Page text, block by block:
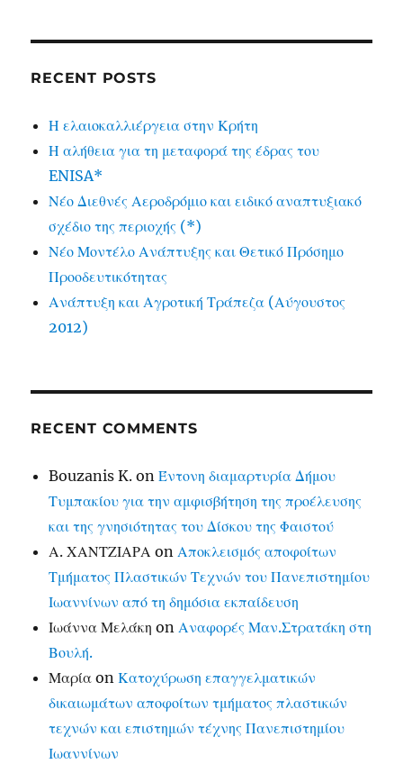
RECENT POSTS
Η ελαιοκαλλιέργεια στην Κρήτη
Η αλήθεια για τη μεταφορά της έδρας του
ENISA*
Νέο Διεθνές Αεροδρόμιο και ειδικό αναπτυξιακό
σχέδιο της περιοχής (*)
Νέο Μοντέλο Ανάπτυξης και Θετικό Πρόσημο
Προοδευτικότητας
Ανάπτυξη και Αγροτική Τράπεζα (Αύγουστος
2012)
RECENT COMMENTS
Bouzanis K. onΈντονη διαμαρτυρία Δήμου
Τυμπακίου για την αμφισβήτηση της προέλευσης
και της γνησιότητας του Δίσκου της Φαιστού
Α. ΧΑΝΤΖΙΑΡΑ onΑποκλεισμός αποφοίτων
Τμήματος Πλαστικών Τεχνών του Πανεπιστημίου
Ιωαννίνων από τη δημόσια εκπαίδευση
Ιωάννα Μελάκη onΑναφορές Μαν.Στρατάκη στη
Βουλή.
Μαρία onΚατοχύρωση επαγγελματικών
δικαιωμάτων αποφοίτων τμήματος πλαστικών
τεχνών και επιστημών τέχνης Πανεπιστημίου
Ιωαννίνων